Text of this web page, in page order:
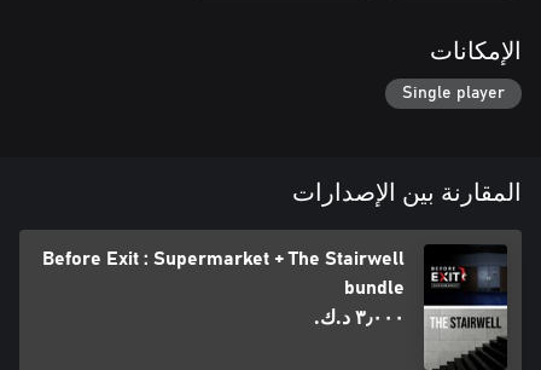
الإمكانات
Single player
المقارنة بين الإصدارات
Before Exit : Supermarket + The Stairwell
bundle
٣٫٠٠٠ د.ك.‏